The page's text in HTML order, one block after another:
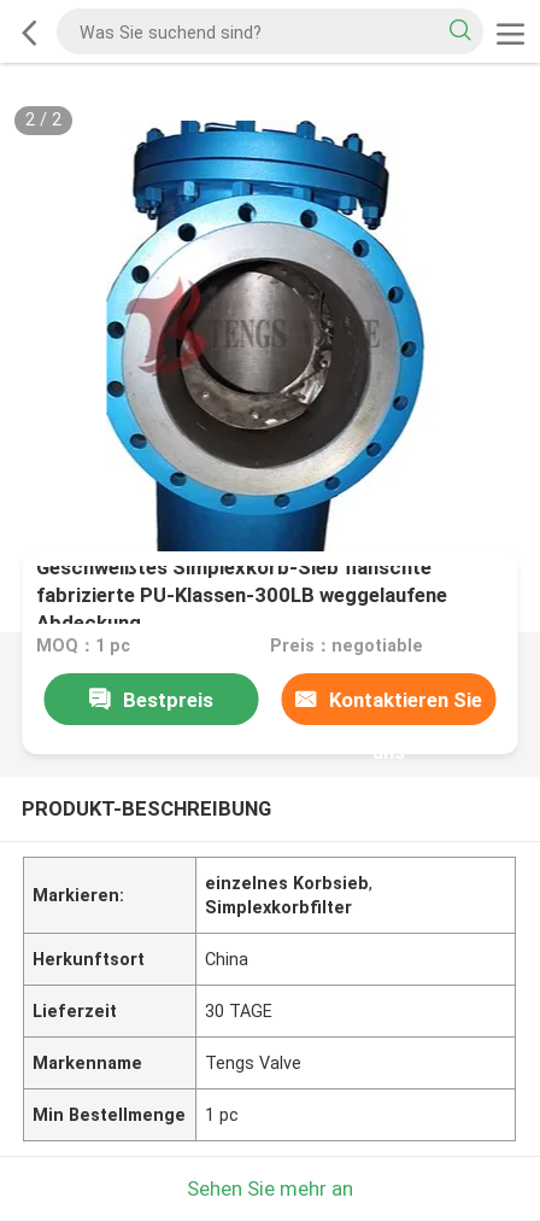
2/ 2
Geschweißtes Simplexkorb-Sieb flanschte
fabrizierte PU-Klassen-300LB weggelaufene
Abdeckung
MOQ：1 pc Preis：negotiable
Bestpreis Kontaktieren Sie
uns
PRODUKT-BESCHREIBUNG
Markieren:
einzelnes Korbsieb,
Simplexkorbfilter
Herkunftsort China
Lieferzeit 30 TAGE
Markenname Tengs Valve
Min Bestellmenge 1 pc
Sehen Sie mehr an